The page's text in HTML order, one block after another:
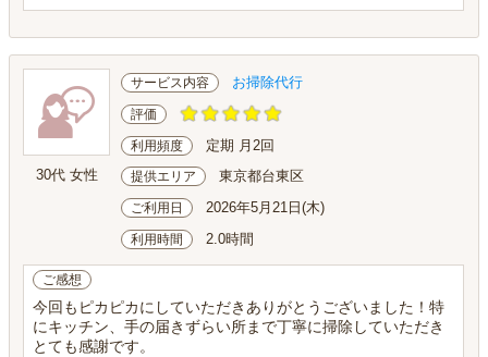
30代 女性
サービス内容 お掃除代行
評価
利用頻度 定期 月2回
提供エリア 東京都台東区
ご利用日 2026年5月21日(木)
利用時間 2.0時間
ご感想
今回もピカピカにしていただきありがとうございました！特
にキッチン、手の届きずらい所まで丁寧に掃除していただき
とても感謝です。